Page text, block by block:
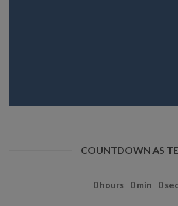
COUNTDOWN AS
0 hours 0 min 0 sec